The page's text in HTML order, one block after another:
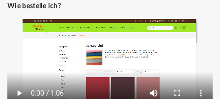
Wie bestelle ich?